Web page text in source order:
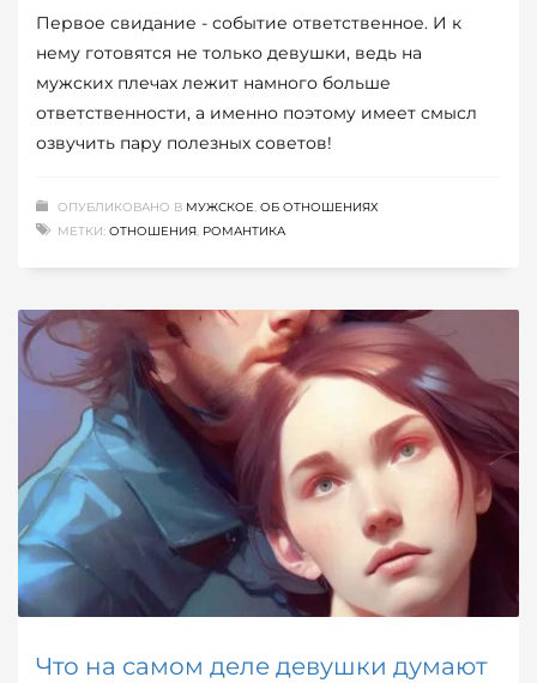
Первое свидание - событие ответственное. И к
нему готовятся не только девушки, ведь на
мужских плечах лежит намного больше
ответственности, а именно поэтому имеет смысл
озвучить пару полезных советов!
ОПУБЛИКОВАНО В МУЖСКОЕ, ОБ ОТНОШЕНИЯХ
МЕТКИ: ОТНОШЕНИЯ, РОМАНТИКА
Что на самом деле девушки думают